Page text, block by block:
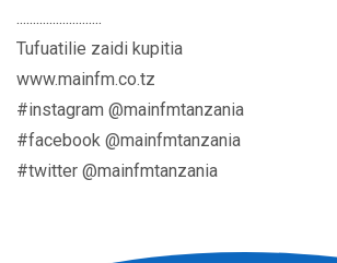
..........................
Tufuatilie zaidi kupitia
www.mainfm.co.tz
#instagram @mainfmtanzania
#facebook @mainfmtanzania
#twitter @mainfmtanzania